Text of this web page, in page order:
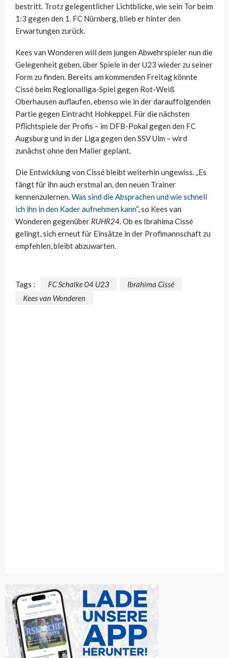
bestritt. Trotz gelegentlicher Lichtblicke, wie sein Tor beim
1:3 gegen den 1. FC Nürnberg, blieb er hinter den
Erwartungen zurück.
Kees van Wonderen will dem jungen Abwehrspieler nun die
Gelegenheit geben, über Spiele in der U23 wieder zu seiner
Form zu finden. Bereits am kommenden Freitag könnte
Cissé beim Regionalliga-Spiel gegen Rot-Weiß
Oberhausen auflaufen, ebenso wie in der darauffolgenden
Partie gegen Eintracht Hohkeppel. Für die nächsten
Pflichtspiele der Profis – im DFB-Pokal gegen den FC
Augsburg und in der Liga gegen den SSV Ulm – wird
zunächst ohne den Malier geplant.
Die Entwicklung von Cissé bleibt weiterhin ungewiss. „Es
fängt für ihn auch erstmal an, den neuen Trainer
kennenzulernen.Was sind die Absprachen und wie schnell
ich ihn in den Kader aufnehmen kann“, so Kees van
Wonderen gegenüber RUHR24. Ob es Ibrahima Cissé
gelingt, sich erneut für Einsätze in der Profimannschaft zu
empfehlen, bleibt abzuwarten.
Tags : FC Schalke 04 U23
Ibrahima Cissé
Kees van Wonderen